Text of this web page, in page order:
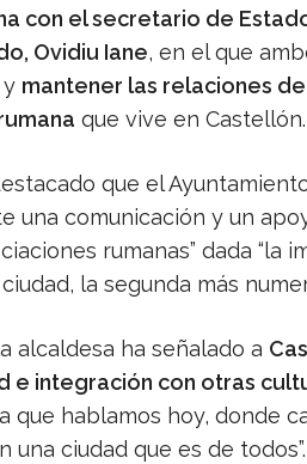
con el secretario de
Ovidiu Iane, en el que
mantener las relaciones
que vive en Castellón.
que el
una comunicación y un
rumanas” dada “la
la segunda más
alcaldesa ha señalado a
e integración con otras
que hablamos hoy, donde
una ciudad que es de todos”.